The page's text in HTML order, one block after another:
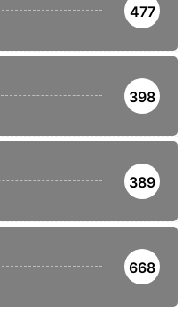
477
398
389
668